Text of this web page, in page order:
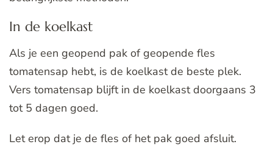
In de koelkast
Als je een geopend pak of geopende fles
tomatensap hebt, is de koelkast de beste plek.
Vers tomatensap blijft in de koelkast doorgaans 3
tot 5 dagen goed.
Let erop dat je de fles of het pak goed afsluit.